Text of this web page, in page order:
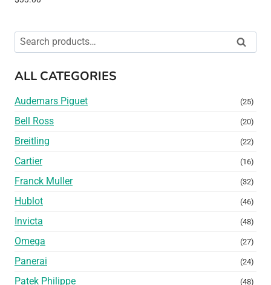
Search
for:
Search
ALL CATEGORIES
Audemars Piguet (25)
Bell Ross (20)
Breitling (22)
Cartier (16)
Franck Muller (32)
Hublot (46)
Invicta (48)
Omega (27)
Panerai (24)
Patek Philippe (48)